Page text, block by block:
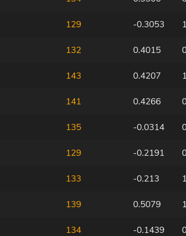
129 -0.3053
132 0.4015
143 0.4207
141 0.4266
135 -0.0314
129 -0.2191
133 -0.213
139 0.5079
134 -0.1439